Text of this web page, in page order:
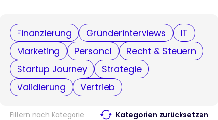
Finanzierung Gründerinterviews
IT
Marketing
Personal
Recht & Steuern
Startup Journey
Strategie
Validierung
Vertrieb
Filtern nach Kategorie Kategorien zurücksetzen